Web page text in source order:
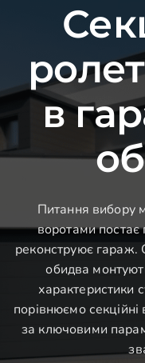
в
Питання вибору
воротами
реконструює гараж.
обидва
характеристики
порівнюємо
за ключовими